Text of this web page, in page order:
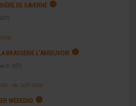
DE SAVERNE
BRASSERIE L’ABREUVOIR
(67)
- 06 SEP 2026
WEEKEND